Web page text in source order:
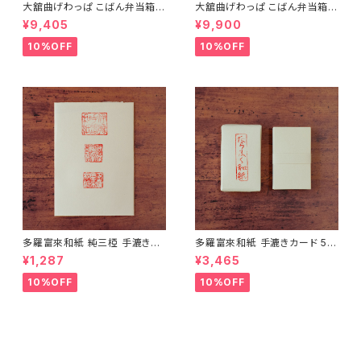
大舘曲げわっぱ こばん弁当箱
（小） りょうび庵 秋田県大舘市
【伝統的工芸品】【民藝品】【ギフ
ト プレゼント】【父の日 お誕生
日】
¥9,405
10%OFF
大舘曲げわっぱ こばん弁当箱
（中） りょうび庵 秋田県大舘市
【伝統的工芸品】【民藝品】【ギフ
ト プレゼント】【父の日 お誕生
日】
¥9,900
10%OFF
多羅富來和紙 純三椏 手漉き便
箋 10枚入り【伊予和紙】【愛媛県
四国中央市】【伝統工芸品】【民
藝品】【ギフト プレゼント】【父の
日 お誕生日】
¥1,287
10%OFF
多羅富來和紙 手漉きカード 50
枚入り【伊予和紙】【愛媛県四国
中央市】【伝統工芸品】【民藝品】
【ギフト プレゼント】【父の日 お
誕生日】
¥3,465
10%OFF